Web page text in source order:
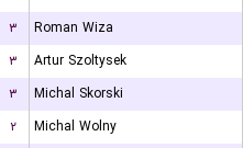
۳
Roman Wiza
۳
Artur Szoltysek
۳
Michal Skorski
۲
Michal Wolny